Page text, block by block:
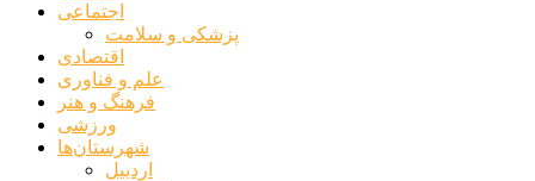
اجتماعی
پزشکی و سلامت
اقتصادی
علم و فناوری
فرهنگ و هنر
ورزشی
شهرستان‌ها
اردبیل